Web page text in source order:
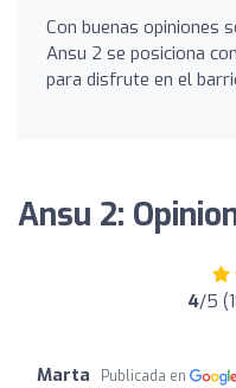
Con buenas opiniones
Ansu 2 se posiciona
para disfrute en el
Ansu 2:
4/5
Marta Publicada en